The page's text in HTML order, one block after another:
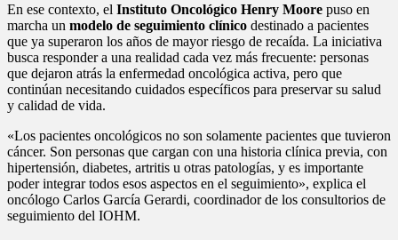
En ese contexto, el Instituto Oncológico Henry Moore puso en
marcha un modelo de seguimiento clínico destinado a pacientes
que ya superaron los años de mayor riesgo de recaída. La iniciativa
busca responder a una realidad cada vez más frecuente: personas
que dejaron atrás la enfermedad oncológica activa, pero que
continúan necesitando cuidados específicos para preservar su salud
y calidad de vida.
«Los pacientes oncológicos no son solamente pacientes que tuvieron
cáncer. Son personas que cargan con una historia clínica previa, con
hipertensión, diabetes, artritis u otras patologías, y es importante
poder integrar todos esos aspectos en el seguimiento», explica el
oncólogo Carlos García Gerardi, coordinador de los consultorios de
seguimiento del IOHM.